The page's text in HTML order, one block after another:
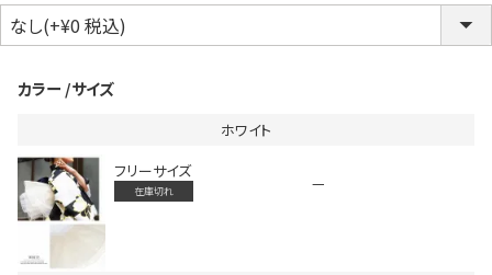
インスタ写真投稿キャンペーン！
カラー サイズ
ホワイト
フリーサイズ
在庫切れ —